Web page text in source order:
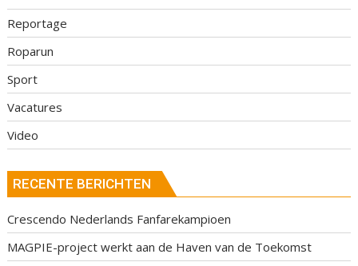
Reportage
Roparun
Sport
Vacatures
Video
RECENTE BERICHTEN
Crescendo Nederlands Fanfarekampioen
MAGPIE-project werkt aan de Haven van de Toekomst